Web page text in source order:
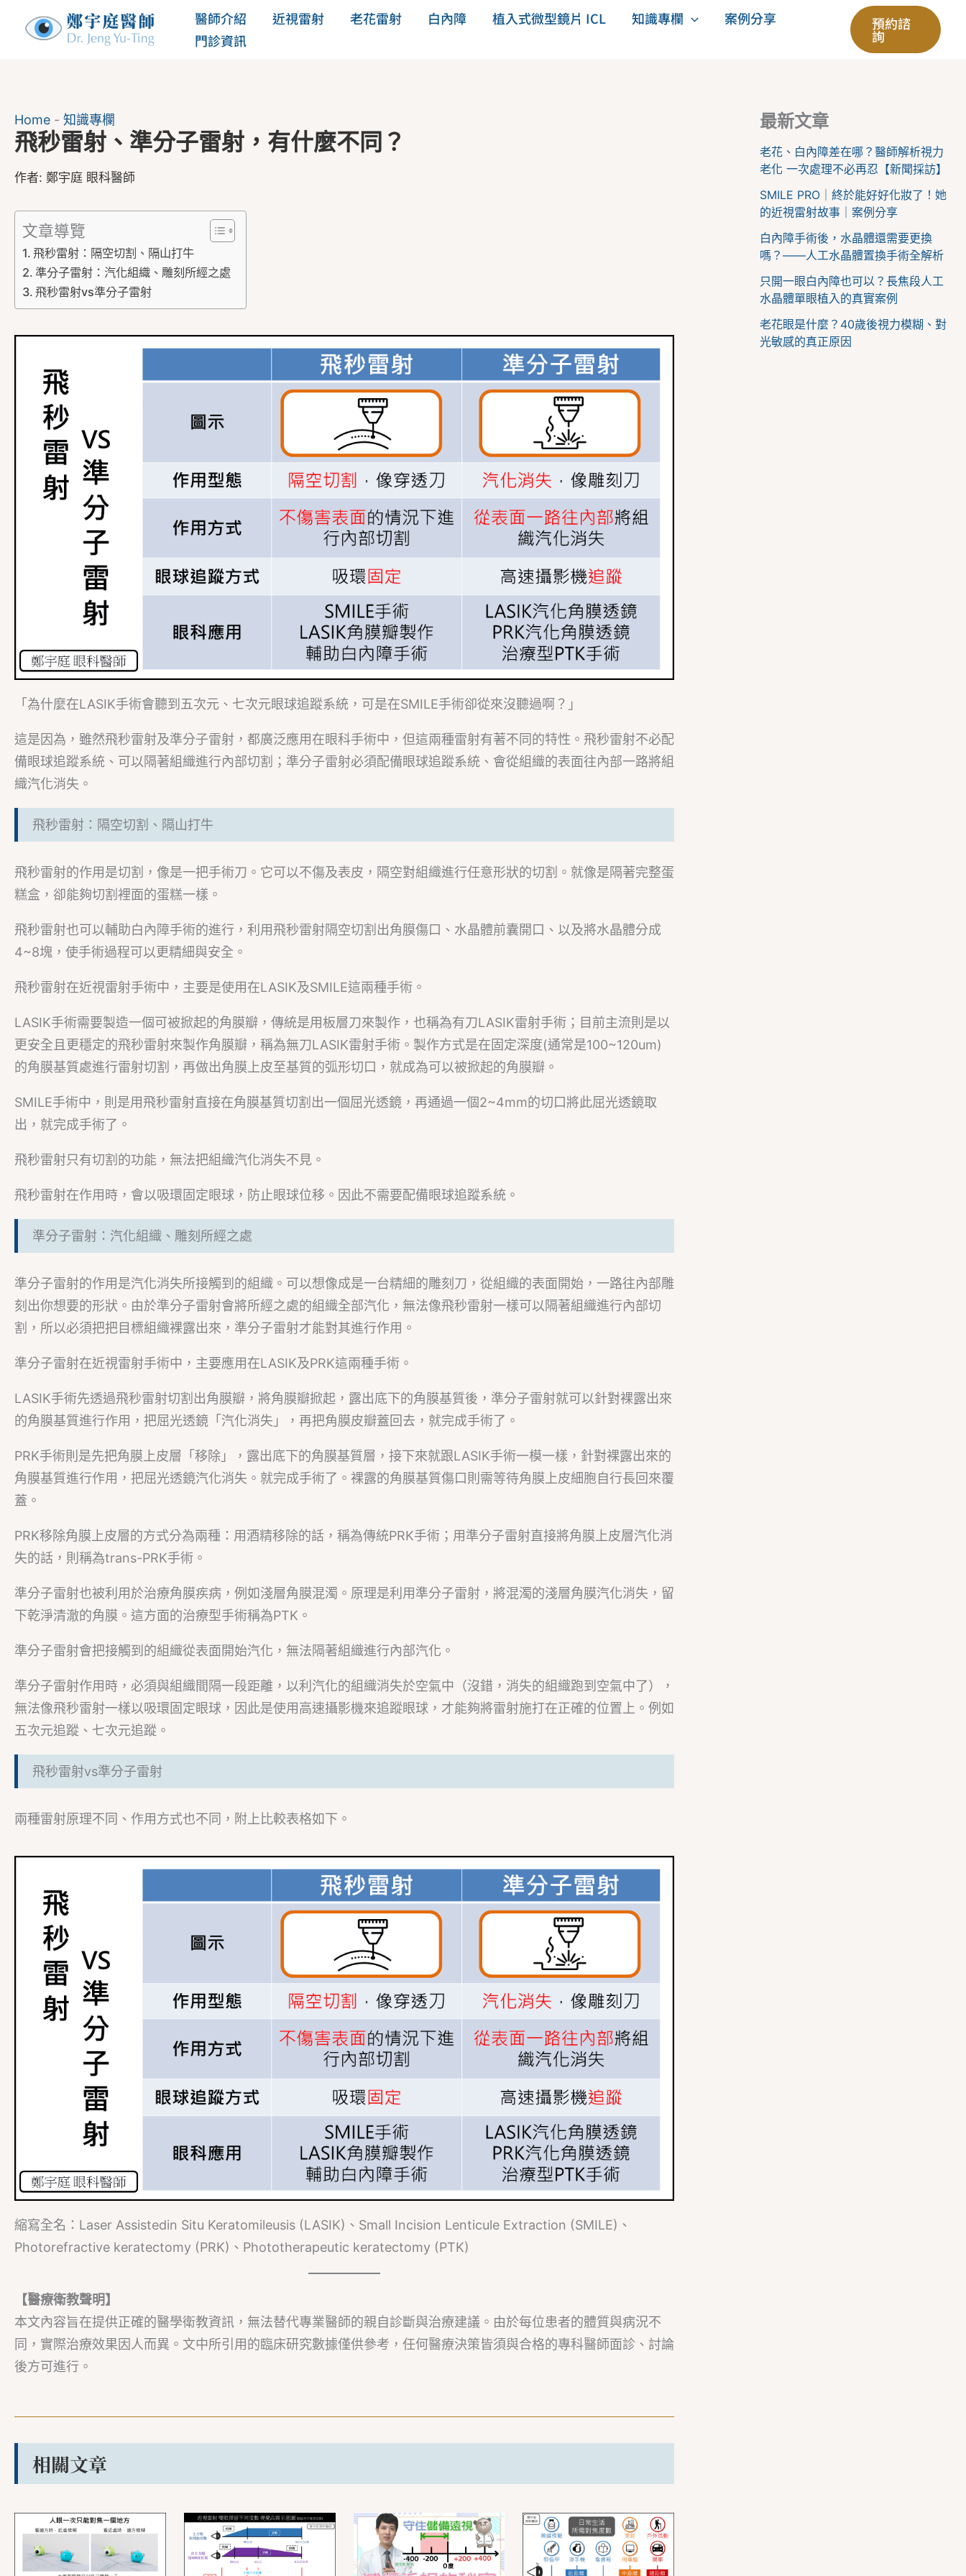
醫師介紹 近視雷射 老花雷射 白內障 植入式微型鏡片 ICL 知識專欄
案例分享
門診資訊
預約諮
詢
Home - 知識專欄
飛秒雷射、準分子雷射，有什麼不同？
作者: 鄭宇庭 眼科醫師
文章導覽
飛秒雷射：隔空切割、隔山打牛
準分子雷射：汽化組織、雕刻所經之處
飛秒雷射vs準分子雷射
「為什麼在LASIK手術會聽到五次元、七次元眼球追蹤系統，可是在SMILE手術卻從來沒聽過啊？」
這是因為，雖然飛秒雷射及準分子雷射，都廣泛應用在眼科手術中，但這兩種雷射有著不同的特性。飛秒雷射不必配
備眼球追蹤系統、可以隔著組織進行內部切割；準分子雷射必須配備眼球追蹤系統、會從組織的表面往內部一路將組
織汽化消失。
飛秒雷射：隔空切割、隔山打牛
飛秒雷射的作用是切割，像是一把手術刀。它可以不傷及表皮，隔空對組織進行任意形狀的切割。就像是隔著完整蛋
糕盒，卻能夠切割裡面的蛋糕一樣。
飛秒雷射也可以輔助白內障手術的進行，利用飛秒雷射隔空切割出角膜傷口、水晶體前囊開口、以及將水晶體分成
4~8塊，使手術過程可以更精細與安全。
飛秒雷射在近視雷射手術中，主要是使用在LASIK及SMILE這兩種手術。
LASIK手術需要製造一個可被掀起的角膜瓣，傳統是用板層刀來製作，也稱為有刀LASIK雷射手術；目前主流則是以
更安全且更穩定的飛秒雷射來製作角膜瓣，稱為無刀LASIK雷射手術。製作方式是在固定深度(通常是100~120um)
的角膜基質處進行雷射切割，再做出角膜上皮至基質的弧形切口，就成為可以被掀起的角膜瓣。
SMILE手術中，則是用飛秒雷射直接在角膜基質切割出一個屈光透鏡，再通過一個2~4mm的切口將此屈光透鏡取
出，就完成手術了。
飛秒雷射只有切割的功能，無法把組織汽化消失不見。
飛秒雷射在作用時，會以吸環固定眼球，防止眼球位移。因此不需要配備眼球追蹤系統。
準分子雷射：汽化組織、雕刻所經之處
準分子雷射的作用是汽化消失所接觸到的組織。可以想像成是一台精細的雕刻刀，從組織的表面開始，一路往內部雕
刻出你想要的形狀。由於準分子雷射會將所經之處的組織全部汽化，無法像飛秒雷射一樣可以隔著組織進行內部切
割，所以必須把把目標組織裸露出來，準分子雷射才能對其進行作用。
準分子雷射在近視雷射手術中，主要應用在LASIK及PRK這兩種手術。
LASIK手術先透過飛秒雷射切割出角膜瓣，將角膜瓣掀起，露出底下的角膜基質後，準分子雷射就可以針對裸露出來
的角膜基質進行作用，把屈光透鏡「汽化消失」，再把角膜皮瓣蓋回去，就完成手術了。
PRK手術則是先把角膜上皮層「移除」，露出底下的角膜基質層，接下來就跟LASIK手術一模一樣，針對裸露出來的
角膜基質進行作用，把屈光透鏡汽化消失。就完成手術了。裸露的角膜基質傷口則需等待角膜上皮細胞自行長回來覆
蓋。
PRK移除角膜上皮層的方式分為兩種：用酒精移除的話，稱為傳統PRK手術；用準分子雷射直接將角膜上皮層汽化消
失的話，則稱為trans-PRK手術。
準分子雷射也被利用於治療角膜疾病，例如淺層角膜混濁。原理是利用準分子雷射，將混濁的淺層角膜汽化消失，留
下乾淨清澈的角膜。這方面的治療型手術稱為PTK。
準分子雷射會把接觸到的組織從表面開始汽化，無法隔著組織進行內部汽化。
準分子雷射作用時，必須與組織間隔一段距離，以利汽化的組織消失於空氣中（沒錯，消失的組織跑到空氣中了），
無法像飛秒雷射一樣以吸環固定眼球，因此是使用高速攝影機來追蹤眼球，才能夠將雷射施打在正確的位置上。例如
五次元追蹤、七次元追蹤。
飛秒雷射vs準分子雷射
兩種雷射原理不同、作用方式也不同，附上比較表格如下。
縮寫全名：Laser Assistedin Situ Keratomileusis (LASIK)、Small Incision Lenticule Extraction (SMILE)、
Photorefractive keratectomy (PRK)、Phototherapeutic keratectomy (PTK)
【醫療衛教聲明】
本文內容旨在提供正確的醫學衛教資訊，無法替代專業醫師的親自診斷與治療建議。由於每位患者的體質與病況不
同，實際治療效果因人而異。文中所引用的臨床研究數據僅供參考，任何醫療決策皆須與合格的專科醫師面診、討論
後方可進行。
相關文章
最新文章
老花、白內障差在哪？醫師解析視力
老化 一次處理不必再忍【新聞採訪】
SMILE PRO｜終於能好好化妝了！她
的近視雷射故事｜案例分享
白內障手術後，水晶體還需要更換
嗎？——人工水晶體置換手術全解析
只開一眼白內障也可以？長焦段人工
水晶體單眼植入的真實案例
老花眼是什麼？40歲後視力模糊、對
光敏感的真正原因